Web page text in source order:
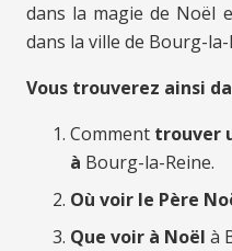
dans la magie de Noël
dans la ville de Bourg-la-
Vous trouverez ainsi
Comment trouver
à Bourg-la-Reine.
Où voir le Père
Que voir à Noël à